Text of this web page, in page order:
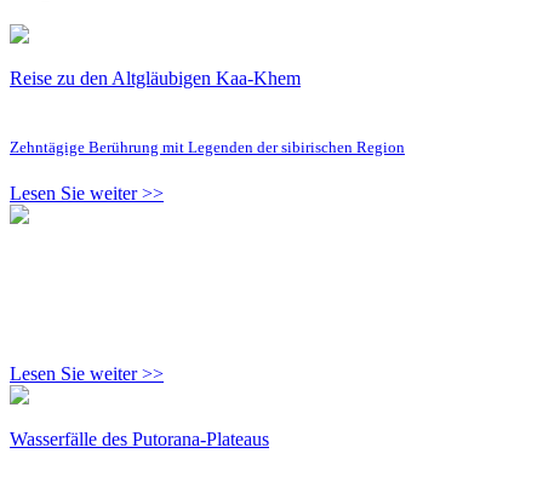
Reise zu den Altgläubigen Kaa-Khem
Zehntägige Berührung mit Legenden der sibirischen Region
Lesen Sie weiter >>
Lesen Sie weiter >>
Wasserfälle des Putorana-Plateaus